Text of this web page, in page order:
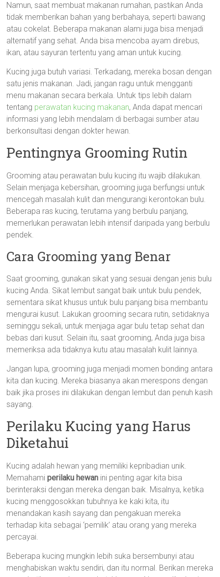
Namun, saat membuat makanan rumahan, pastikan Anda
tidak memberikan bahan yang berbahaya, seperti bawang
atau cokelat. Beberapa makanan alami juga bisa menjadi
alternatif yang sehat. Anda bisa mencoba ayam direbus,
ikan, atau sayuran tertentu yang aman untuk kucing.
Kucing juga butuh variasi. Terkadang, mereka bosan dengan
satu jenis makanan. Jadi, jangan ragu untuk mengganti
menu makanan secara berkala. Untuk tips lebih dalam
tentang perawatan kucing makanan, Anda dapat mencari
informasi yang lebih mendalam di berbagai sumber atau
berkonsultasi dengan dokter hewan.
Pentingnya Grooming Rutin
Grooming atau perawatan bulu kucing itu wajib dilakukan.
Selain menjaga kebersihan, grooming juga berfungsi untuk
mencegah masalah kulit dan mengurangi kerontokan bulu.
Beberapa ras kucing, terutama yang berbulu panjang,
memerlukan perawatan lebih intensif daripada yang berbulu
pendek.
Cara Grooming yang Benar
Saat grooming, gunakan sikat yang sesuai dengan jenis bulu
kucing Anda. Sikat lembut sangat baik untuk bulu pendek,
sementara sikat khusus untuk bulu panjang bisa membantu
mengurai kusut. Lakukan grooming secara rutin, setidaknya
seminggu sekali, untuk menjaga agar bulu tetap sehat dan
bebas dari kusut. Selain itu, saat grooming, Anda juga bisa
memeriksa ada tidaknya kutu atau masalah kulit lainnya.
Jangan lupa, grooming juga menjadi momen bonding antara
kita dan kucing. Mereka biasanya akan merespons dengan
baik jika proses ini dilakukan dengan lembut dan penuh kasih
sayang.
Perilaku Kucing yang Harus
Diketahui
Kucing adalah hewan yang memiliki kepribadian unik.
Memahamiperilaku hewan ini penting agar kita bisa
berinteraksi dengan mereka dengan baik. Misalnya, ketika
kucing menggosokkan tubuhnya ke kaki kita, itu
menandakan kasih sayang dan pengakuan mereka
terhadap kita sebagai ‘pemilik’ atau orang yang mereka
percayai.
Beberapa kucing mungkin lebih suka bersembunyi atau
menghabiskan waktu sendiri, dan itu normal. Berikan mereka